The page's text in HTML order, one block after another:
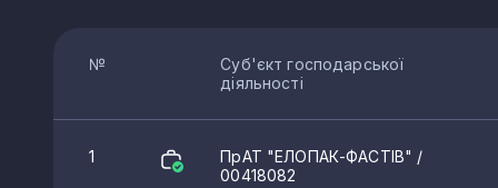
Білогородка
Копилів
№
Суб'єкт господарської
діяльності
1 ПрАТ "ЕЛОПАК-ФАСТІВ" /
00418082